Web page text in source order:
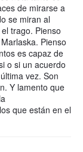
de mirarse a
se miran al
trago. Pienso
Pienso
es capaz de
o si un acuerdo
vez. Son
Y lamento que
que están en el